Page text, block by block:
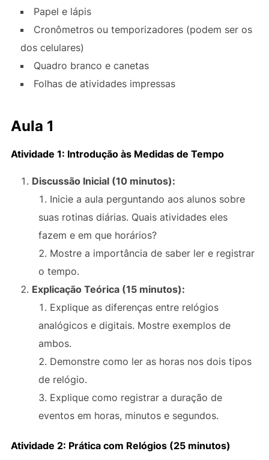
Papel e lápis
Cronômetros ou temporizadores (podem ser os
dos celulares)
Quadro branco e canetas
Folhas de atividades impressas
Aula 1
Atividade 1: Introdução às Medidas de Tempo
Discussão Inicial (10 minutos):
Inicie a aula perguntando aos alunos sobre
suas rotinas diárias. Quais atividades eles
fazem e em que horários?
Mostre a importância de saber ler e registrar
o tempo.
Explicação Teórica (15 minutos):
Explique as diferenças entre relógios
analógicos e digitais. Mostre exemplos de
ambos.
Demonstre como ler as horas nos dois tipos
de relógio.
Explique como registrar a duração de
eventos em horas, minutos e segundos.
Atividade 2: Prática com Relógios (25 minutos)